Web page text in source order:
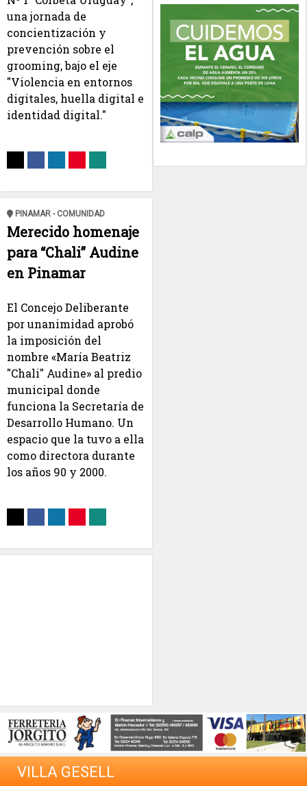
una jornada de
concientización y
prevención sobre el
grooming, bajo el eje
"Violencia en entornos
digitales, huella digital e
identidad digital."
PINAMAR - COMUNIDAD
Merecido homenaje
para “Chali” Audine
en Pinamar
El Concejo Deliberante
por unanimidad aprobó
la imposición del
nombre «María Beatriz
"Chali" Audine» al predio
municipal donde
funciona la Secretaría de
Desarrollo Humano. Un
espacio que la tuvo a ella
como directora durante
los años 90 y 2000.
VILLA GESELL